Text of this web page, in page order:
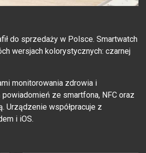
do sprzedaży w Polsce. Smartwatch
wersjach kolorystycznych: czarnej
monitorowania zdrowia i
powiadomień ze smartfona, NFC oraz
Urządzenie współpracuje z
i iOS.